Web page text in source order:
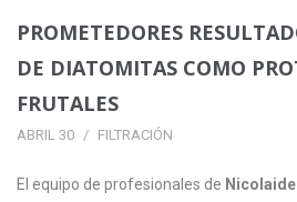
PROMETEDORES
DE DIATOMITAS COMO
FRUTALES
ABRIL 30 FILTRACIÓN
El equipo de profesionales de